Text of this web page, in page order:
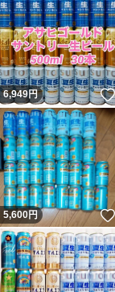
6,949円
5,600円